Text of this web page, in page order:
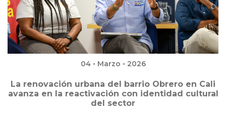
04 • Marzo • 2026
La renovación urbana del barrio Obrero en Cali
avanza en la reactivación con identidad cultural
del sector